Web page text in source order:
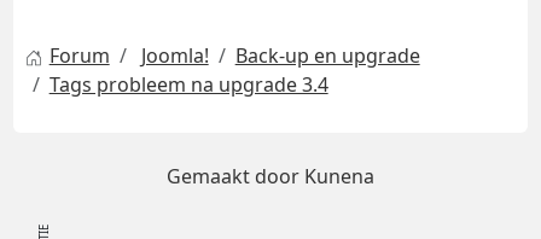
Forum Joomla!
Back-up en upgrade
Tags probleem na upgrade 3.4
Gemaakt door Kunena